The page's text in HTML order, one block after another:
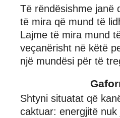
Të rëndësishme janë
të mira që mund të
Lajme të mira mund
veçanërisht në këtë
një mundësi për të
Shtyni situatat që
caktuar: energjitë